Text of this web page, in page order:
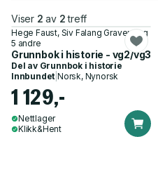
Viser 2 av 2 treff
Hege Faust, Siv Falang Gravem og
5 andre
Grunnbok i historie - vg2/vg3
Del av Grunnbok i historie
Innbundet |Norsk, Nynorsk
1 129,-
Nettlager
Klikk&Hent